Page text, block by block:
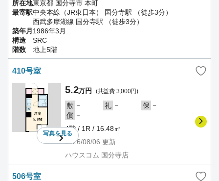
所在地東京都 国分寺市 本町
最寄駅中央本線（JR東日本） 国分寺駅 （徒歩3分）
西武多摩湖線 国分寺駅 （徒歩3分）
築年月 1986年3月
構造
SRC
階数
地上5階
410号室
写真を見る
5.2万円 (共益費 3,000円)
敷 － 礼 － 保 －
償 －
4階 / 1R / 16.48㎡
2026/08/06 更新
ハウスコム 国分寺店
506号室